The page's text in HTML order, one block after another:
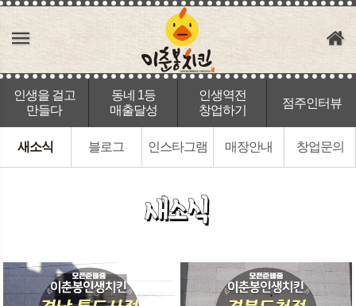
인생을 걸고
만들다
동네 1등
매출달성
인생역전
창업하기
점주인터뷰
새소식 블로그 인스타그램 매장안내 창업문의